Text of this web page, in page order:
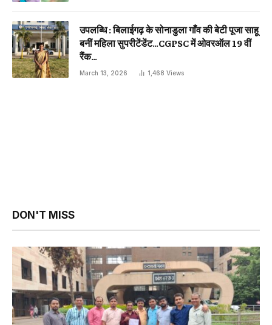
उपलब्धि : बिलाईगढ़ के सोनाडुला गाँव की बेटी पूजा साहू
बनीं महिला सुपरीटेंडेंट…CGPSC में ओवरऑल 19 वीं
रैंक…
March 13, 2026 1,468 Views
DON'T MISS